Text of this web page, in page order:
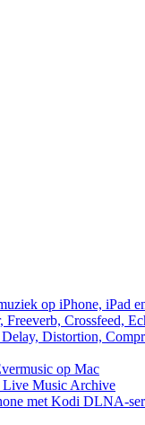
op iPhone, iPad
Crossfeed,
Distortion,
op Mac
Live Music Archive
met Kodi DLNA-